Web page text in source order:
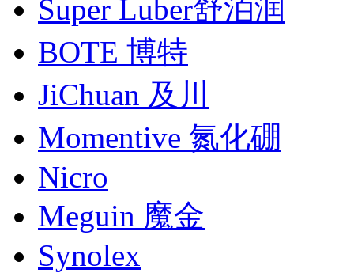
Super Luber舒泊润
BOTE 博特
JiChuan 及川
Momentive 氮化硼
Nicro
Meguin 魔金
Synolex